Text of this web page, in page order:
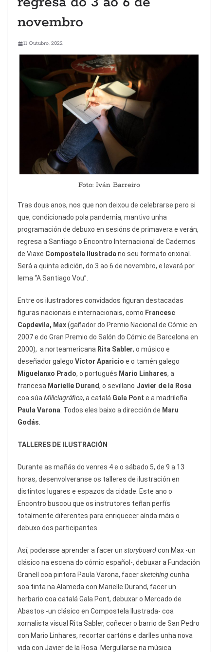
novembro
11 Outubro, 2022
Foto: Iván Barreiro
Tras dous anos, nos que non deixou de celebrarse pero si
que, condicionado pola pandemia, mantivo unha
programación de debuxo en sesións de primavera e verán,
regresa a Santiago o Encontro Internacional de Cadernos
de Viaxe Compostela Ilustrada no seu formato orixinal.
Será a quinta edición, do 3 ao 6 de novembro, e levará por
lema “A Santiago Vou”.
Entre os ilustradores convidados figuran destacadas
figuras nacionais e internacionais, como Francesc
Capdevila, Max(gañador do Premio Nacional de Cómic en
2007 e do Gran Premio do Salón do Cómic de Barcelona en
2000), a norteamericana Rita Sabler, o músico e
deseñador galego Víctor Aparicio e o tamén galego
Miguelanxo Prado, o portugués Mario Linhares, a
francesa Marielle Durand, o sevillano Javier de la Rosa
coa súa Miliciagráfica, a catalá Gala Pont e a madrileña
Paula Varona . Todos eles baixo a dirección de Maru
Godás
TALLERES DE ILUSTRACIÓN
Durante as mañás do venres 4 e o sábado 5, de 9 a 13
horas, desenvolveranse os talleres de ilustración en
distintos lugares e espazos da cidade. Este ano o
Encontro buscou que os instrutores teñan perfís
totalmente diferentes para enriquecer aínda máis o
debuxo dos participantes.
Así, poderase aprender a facer un storyboardcon Max -un
clásico na escena do cómic español-, debuxar a Fundación
Granell coa pintora Paula Varona, facersketchingcunha
soa tinta na Alameda con Marielle Durand, facer un
herbario coa catalá Gala Pont, debuxar o Mercado de
Abastos -un clásico en Compostela Ilustrada- coa
xornalista visual Rita Sabler, coñecer o barrio de San Pedro
con Mario Linhares, recortar cartóns e darlles unha nova
vida con Javier de la Rosa. Mergullarse na música